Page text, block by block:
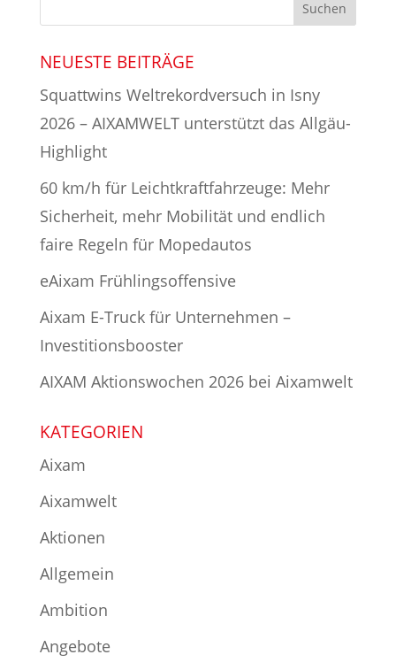
NEUESTE BEITRÄGE
Squattwins Weltrekordversuch in Isny
2026 – AIXAMWELT unterstützt das Allgäu-
Highlight
60 km/h für Leichtkraftfahrzeuge: Mehr
Sicherheit, mehr Mobilität und endlich
faire Regeln für Mopedautos
eAixam Frühlingsoffensive
Aixam E-Truck für Unternehmen –
Investitionsbooster
AIXAM Aktionswochen 2026 bei Aixamwelt
KATEGORIEN
Aixam
Aixamwelt
Aktionen
Allgemein
Ambition
Angebote